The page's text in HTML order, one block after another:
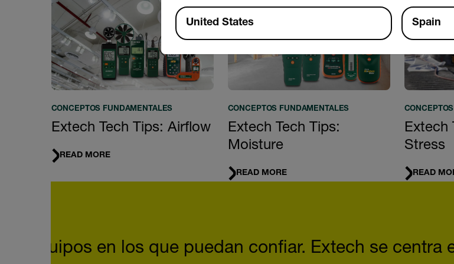
CONCEPTOS FUNDAMENTALES
Extech Tech Tips: Airflow
READ MORE
CONCEPTOS FUNDAMENTALES
Extech Tech Tips:
Moisture
READ MORE
Extech
Stress
READ
equipos en los que puedan confiar. Extech se
Available Locations
United States Spain